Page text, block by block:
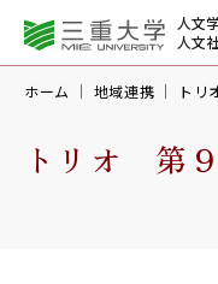
人文
人文
ホーム 地域連携 トリ
トリオ 第